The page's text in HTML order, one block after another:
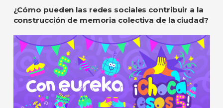
¿Cómo pueden las redes sociales contribuir a la
construcción de memoria colectiva de la ciudad?